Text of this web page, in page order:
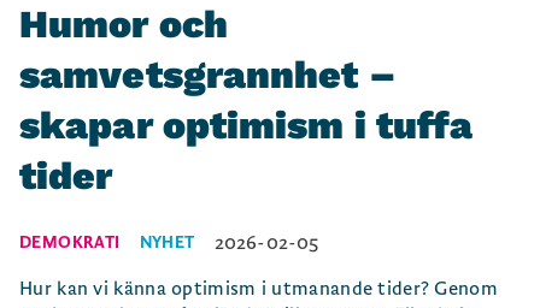
Humor och
samvetsgrannhet –
skapar optimism i tuffa
tider
DEMOKRATI NYHET
2026-02-05
Hur kan vi känna optimism i utmanande tider? Genom